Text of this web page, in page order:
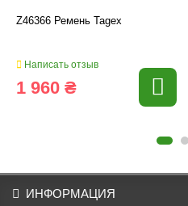
Z46366 Ремень Tagex
Написать отзыв
1 960 ₴
ИНФОРМАЦИЯ